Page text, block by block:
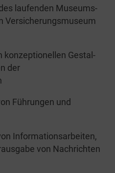
lau­fen­den Muse­ums­
Ver­si­che­rungs­mu­se­um
Gestal­
der
Füh­run­gen und
Infor­ma­ti­ons­ar­bei­ten,
von Nach­rich­ten